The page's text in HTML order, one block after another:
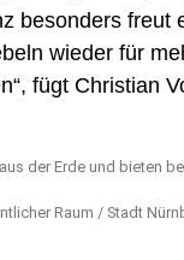
besonders
wieder für
fügt Christian
der Erde und bieten
Raum / Stadt